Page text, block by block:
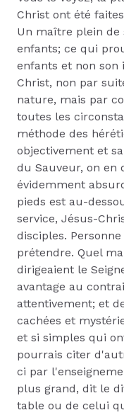
Christ ont été
Un maître plein de
enfants; ce qui
enfants et non son
Christ, non par
nature, mais par
toutes les
méthode des
objectivement et
du Sauveur, on en
évidemment
pieds est au-
service, Jésus-
disciples.
prétendre. Quel
dirigeaient le
avantage au
attentivement; et
cachées et
et si simples qui
pourrais citer
ci par
plus grand, dit le
table ou de celui